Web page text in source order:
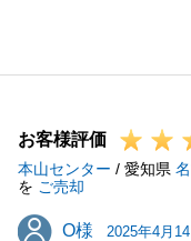
ただき感謝しかご
今後も是非とも当
また、何かござい
即時お伺いさせて
今後とも宜しくお
お客様評価
本山センター / 愛知県
を ご売却
O様
O様 2025年4月14